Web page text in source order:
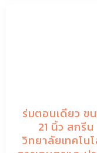
ร่มตอนเดียว ข
21 นิ้ว สกรีน
วิทยาลัยเทคโน